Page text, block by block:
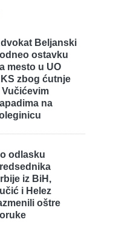
Beljanski
ostavku
mesto u UO
zbog ćutnje
Vučićevim
na
odlasku
iz BiH,
i Helez
oštre